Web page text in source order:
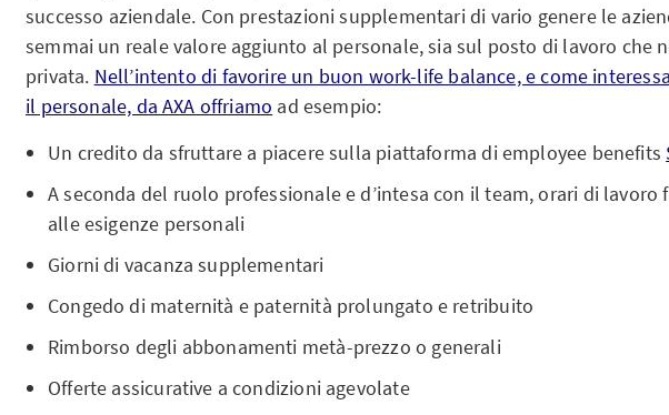
successo aziendale. Con prestazioni supplementari di vario genere le
semmai un reale valore aggiunto al personale, sia sul posto di lavoro che
privata. Nell’intento di favorire un buon work-life balance, e come
il personale, da AXA offriamo ad esempio:
Un credito da sfruttare a piacere sulla piattaforma di employee benefits
A seconda del ruolo professionale e d’intesa con il team, orari di lavoro
alle esigenze personali
Giorni di vacanza supplementari
Congedo di maternità e paternità prolungato e retribuito
Rimborso degli abbonamenti metà-prezzo o generali
Offerte assicurative a condizioni agevolate